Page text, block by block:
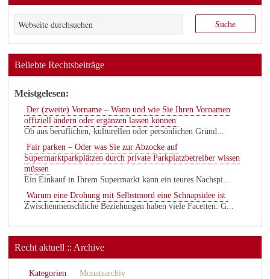
Beliebte Rechtsbeiträge
Meistgelesen:
Der (zweite) Vorname – Wann und wie Sie Ihren Vornamen
offiziell ändern oder ergänzen lassen können
Ob aus beruflichen, kulturellen oder persönlichen Gründ...
Fair parken – Oder was Sie zur Abzocke auf
Supermarktparkplätzen durch private Parkplatzbetreiber wissen
müssen
Ein Einkauf in Ihrem Supermarkt kann ein teures Nachspi...
Warum eine Drohung mit Selbstmord eine Schnapsidee ist
Zwischenmenschliche Beziehungen haben viele Facetten. G...
Recht aktuell :: Archive
Kategorien Monatsarchiv